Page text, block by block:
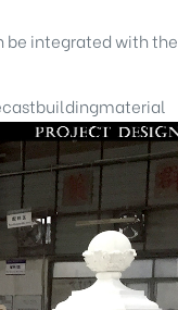
be integrated with the